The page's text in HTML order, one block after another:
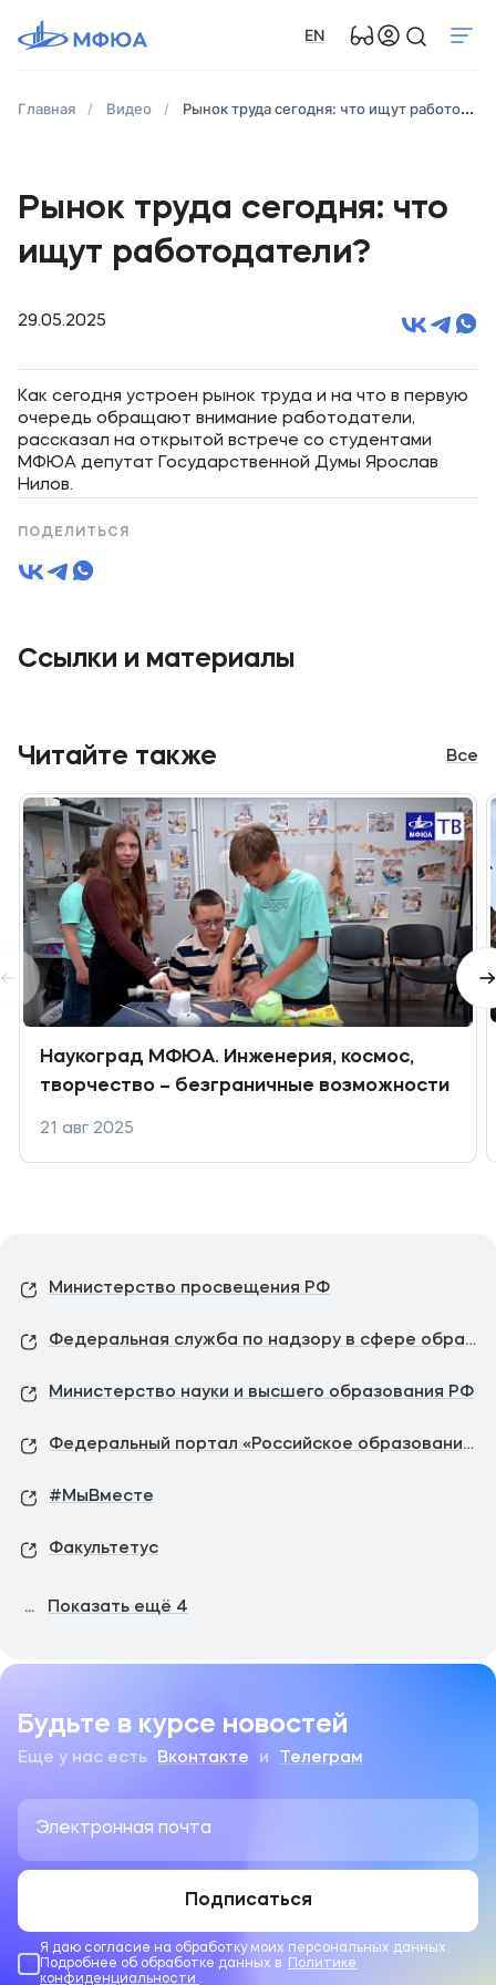
EN
Главная Видео Рынок труда сегодня: что ищут работодатели?
Рынок труда сегодня: что
ищут работодатели?
29.05.2025
Как сегодня устроен рынок труда и на что в первую
очередь обращают внимание работодатели,
рассказал на открытой встрече со студентами
МФЮА депутат Государственной Думы Ярослав
Нилов.
ПОДЕЛИТЬСЯ
Ссылки и материалы
Читайте также Все
Наукоград МФЮА. Инженерия, космос,
творчество – безграничные возможности
21 авг 2025
Министерство просвещения РФ
Федеральная служба по надзору в сфере образования и науки
Министерство науки и высшего образования РФ
Федеральный портал «Российское образование»
#МыВместе
Факультетус
... Показать ещё 4
Будьте в курсе новостей
Еще у нас есть Вконтакте и Телеграм
Подписаться
Я даю согласие на обработку моих персональных данных.
Подробнее об обработке данных в
Политике
конфиденциальности .